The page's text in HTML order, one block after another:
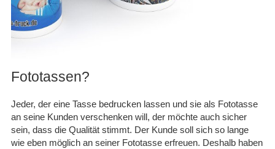
Fototassen?
Jeder, der eine Tasse bedrucken lassen und sie als Fototasse
an seine Kunden verschenken will, der möchte auch sicher
sein, dass die Qualität stimmt. Der Kunde soll sich so lange
wie eben möglich an seiner Fototasse erfreuen. Deshalb haben